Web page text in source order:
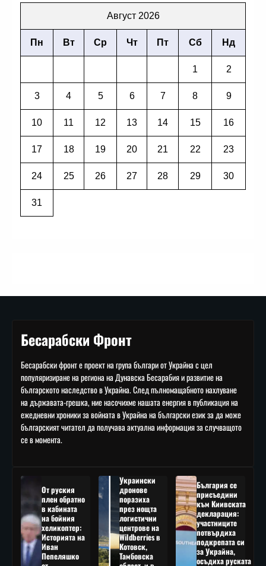
Август 2026
Пн Вт Ср Чт Пт Сб Нд
1 2
3 4 5 6 7 8 9
10 11 12 13 14 15 16
17 18 19 20 21 22 23
24 25 26 27 28 29 30
31
Бесарабски Фронт
Бесарабски фронт е проект на група българи от Украйна с цел
популяризиране на региона на Дунавска Бесарабия и развитие на
българското наследство в Украйна. След пълномащабното нахлуване
на държавата-грешка, ние насочихме нашата енергия в публикация на
ежедневни хроники за войната в Украйна на български език за да може
българският читател да получава актуална информация за случващото
се в момента.
От руския
плен обратно
в кабината
на бойния
хеликоптер:
Историята на
Иван
Пепеляшко
Украински
дронове
поразиха
през нощта
логистични
центрове на
Wildberries в
Котовск,
Тамбовска
България се
присъедини
към Киивската
декларация:
участниците
потвърдиха
подкрепата си
за Украйна,
осъдиха руската